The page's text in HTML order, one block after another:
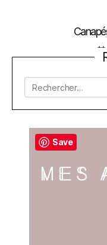
Rechercher :
Save